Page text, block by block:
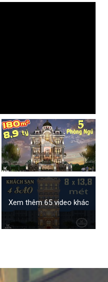
Xem thêm 65 video khác